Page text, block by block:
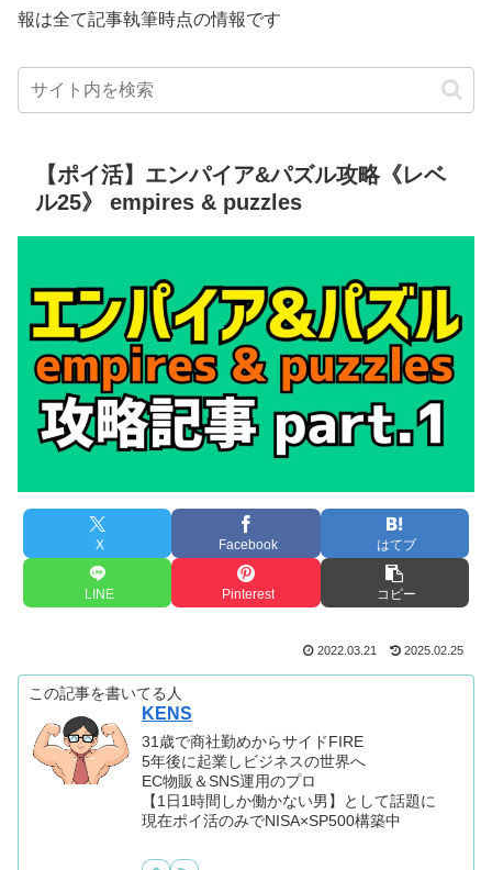
報は全て記事執筆時点の情報です
【ポイ活】エンパイア&パズル攻略《レベ
ル25》 empires & puzzles
X Facebook はてブ
LINE Pinterest コピー
2022.03.21 2025.02.25
この記事を書いてる人
KENS
31歳で商社勤めからサイドFIRE
5年後に起業しビジネスの世界へ
EC物販＆SNS運用のプロ
【1日1時間しか働かない男】として話題に
現在ポイ活のみでNISA×SP500構築中